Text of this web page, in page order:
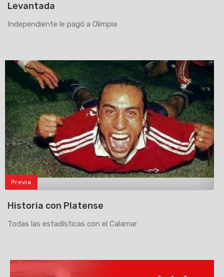
Levantada
Independiente le pagó a Olimpia
Previa
Historia con Platense
Todas las estadísticas con el Calamar